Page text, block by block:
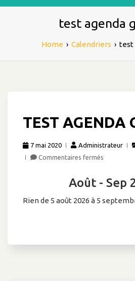
test agenda
Home › Calendriers › test
TEST AGENDA
7 mai 2020
Administrateur
Commentaires fermés
agenda
google
Août - Sep
Rien de 5 août 2026 à 5